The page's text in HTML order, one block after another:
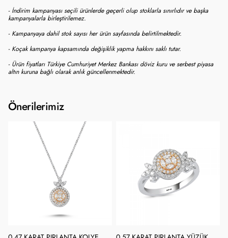
- İndirim kampanyası seçili ürünlerde geçerli olup stoklarla sınırlıdır ve başka
kampanyalarla birleştirilemez.
- Kampanyaya dahil stok sayısı her ürün sayfasında belirtilmektedir.
- Koçak kampanya kapsamında değişiklik yapma hakkını saklı tutar.
- Ürün fiyatları Türkiye Cumhuriyet Merkez Bankası döviz kuru ve serbest piyasa
altın kuruna bağlı olarak anlık güncellenmektedir.
Önerilerimiz